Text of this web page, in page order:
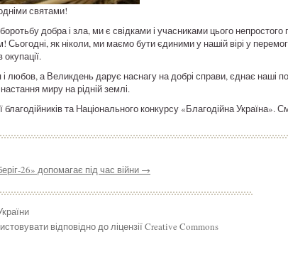
святами!
добра і зла, ми є свідками і учасниками цього
як ніколи, ми маємо бути єдиними у нашій вірі у
і любов, а Великдень дарує наснагу на добрі справи, єднає наші
миру на рідній землі.
та Національного конкурсу «Благодійна Україна».
26» допомагає під час війни →
відповідно до ліцензії Creative Commons